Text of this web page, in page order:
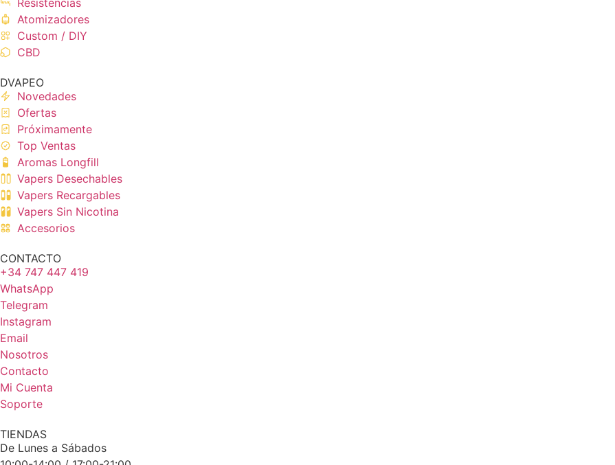
Atomizadores
Custom / DIY
CBD
DVAPEO
Novedades
Ofertas
Próximamente
Top Ventas
Aromas Longfill
Vapers Desechables
Vapers Recargables
Vapers Sin Nicotina
Accesorios
CONTACTO
+34 747 447 419
WhatsApp
Telegram
Instagram
Email
Nosotros
Contacto
Mi Cuenta
Soporte
TIENDAS
De Lunes a Sábados